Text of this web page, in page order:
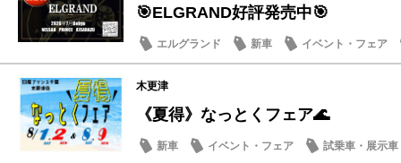
🎯ELGRAND好評発売中🎯
エルグランド 新車 イベント・フェア
木更津
《夏得》なっとくフェア🌊
新車 イベント・フェア 試乗車・展示車